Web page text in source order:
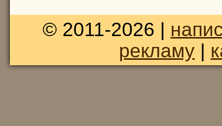
© 2011-2026 |
рекламу|